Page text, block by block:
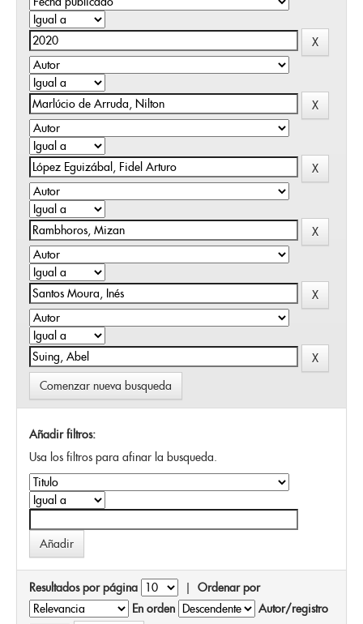
Comenzar nueva busqueda
Añadir filtros:
Usa los filtros para afinar la busqueda.
Resultados por página | Ordenar por
En orden
Autor/registro